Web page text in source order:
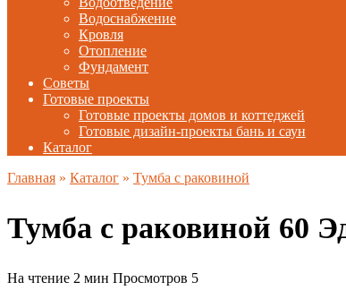
Водоснабжение
Кровля
Отопление
Фундамент
Советы
Готовые проекты
Готовые проекты домов и коттеджей
Готовые дизайн-проекты бань и саун
Каталог
Главная » Каталог » Тумба с раковиной
Тумба с раковиной 60
На чтение 2 мин Просмотров 5